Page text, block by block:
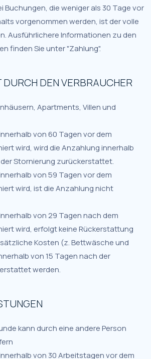
Buchungen, die weniger als 30 Tage vor
vorgenommen werden, ist der volle
Ausführlichere Informationen zu den
finden Sie unter "Zahlung".
DEN VERBRAUCHER
Apartments, Villen und
von 60 Tagen vor dem
wird, wird die Anzahlung innerhalb
Stornierung zurückerstattet.
von 59 Tagen vor dem
wird, ist die Anzahlung nicht
von 29 Tagen nach dem
wird, erfolgt keine Rückerstattung
Kosten (z. Bettwäsche und
von 15 Tagen nach der
werden.
kann durch eine andere Person
von 30 Arbeitstagen vor dem